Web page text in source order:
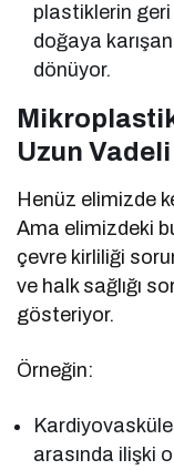
plastiklerin
doğaya
dönüyor.
Uzun
Henüz elimizde
Ama elimizdeki
çevre kirliliği
ve halk sağlığı
gösteriyor.
Örneğin:
arasında ilişki